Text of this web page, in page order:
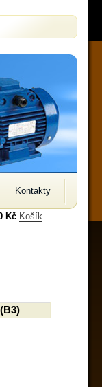
Kontakty
Kč Košík